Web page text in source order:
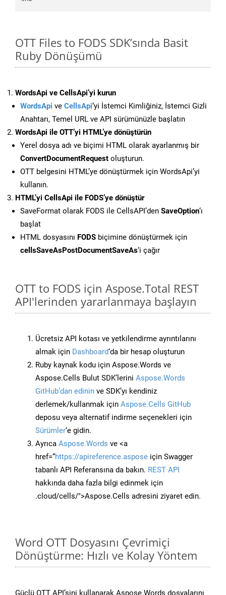
OTT Files to FODS SDK’sında Basit
Ruby Dönüşümü
WordsApi ve CellsApi’yi kurun
WordsApi ve CellsApi‘yi İstemci Kimliğiniz, İstemci Gizli
Anahtarı, Temel URL ve API sürümünüzle başlatın
WordsApi ile OTT’yi HTML’ye dönüştürün
Yerel dosya adı ve biçimi HTML olarak ayarlanmış bir
ConvertDocumentRequest oluşturun.
OTT belgesini HTML’ye dönüştürmek için WordsApi’yi
kullanın.
HTML’yi CellsApi ile FODS’ye dönüştür
SaveFormat olarak FODS ile CellsAPI’den SaveOption‘ı
başlat
HTML dosyasını FODS biçimine dönüştürmek için
cellsSaveAsPostDocumentSaveAs‘i çağır
OTT to FODS için Aspose.Total REST
API'lerinden yararlanmaya başlayın
Ücretsiz API kotası ve yetkilendirme ayrıntılarını
almak için Dashboard‘da bir hesap oluşturun
Ruby kaynak kodu için Aspose.Words ve
Aspose.Cells Bulut SDK’lerini Aspose.Words
GitHub’dan edinin ve SDK’yı kendiniz
derlemek/kullanmak için Aspose.Cells GitHub
deposu veya alternatif indirme seçenekleri için
Sürümler‘e gidin.
Ayrıca Aspose.Words ve <a
href=“https://apireference.aspose için Swagger
tabanlı API Referansına da bakın. REST API
hakkında daha fazla bilgi edinmek için
.cloud/cells/">Aspose.Cells adresini ziyaret edin.
Word OTT Dosyasını Çevrimiçi
Dönüştürme: Hızlı ve Kolay Yöntem
Güçlü OTT API’sini kullanarak Aspose.Words dosyalarını